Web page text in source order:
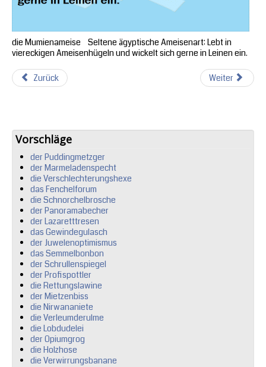
die Mumienameise Seltene ägyptische Ameisenart: Lebt in
viereckigen Ameisenhügeln und wickelt sich gerne in Leinen ein.
Zurück Weiter
Vorschläge
der Puddingmetzger
der Marmeladenspecht
die Verschlechterungshexe
das Fenchelforum
die Schnorchelbrosche
der Panoramabecher
der Lazaretttresen
das Gewindegulasch
der Juwelenoptimismus
das Semmelbonbon
der Schrullenspiegel
der Profispottler
die Rettungslawine
der Mietzenbiss
die Nirwananiete
die Verleumderulme
die Lobdudelei
der Opiumgrog
die Holzhose
die Verwirrungsbanane